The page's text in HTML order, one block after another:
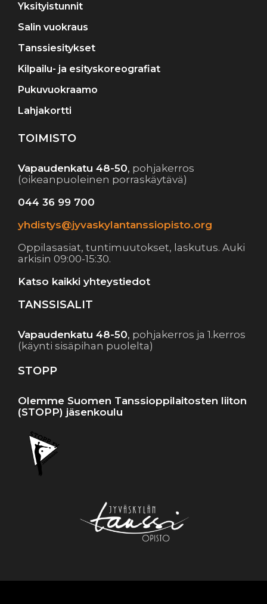
Yksityistunnit
Salin vuokraus
Tanssiesitykset
Kilpailu- ja esityskoreografiat
Pukuvuokraamo
Lahjakortti
TOIMISTO
Vapaudenkatu 48-50, pohjakerros
(oikeanpuoleinen porraskäytävä)
044 36 99 700
yhdistys@jyvaskylantanssiopisto.org
Oppilasasiat, tuntimuutokset, laskutus. Auki
arkisin 09:00-15:30.
Katso kaikki yhteystiedot
TANSSISALIT
Vapaudenkatu 48-50, pohjakerros ja 1.kerros
(käynti sisäpihan puolelta)
STOPP
Olemme Suomen Tanssioppilaitosten liiton
(STOPP) jäsenkoulu